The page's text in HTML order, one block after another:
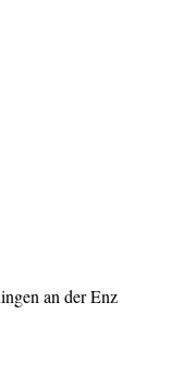
an der Enz